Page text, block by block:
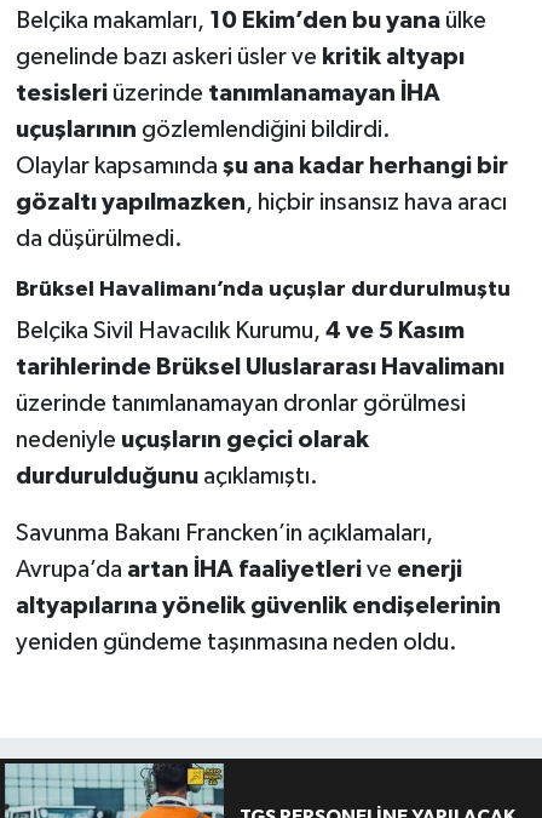
Belçika makamları, 10 Ekim’den bu yanaülke
genelinde bazı askeri üsler ve kritik altyapı
tesisleriüzerinde tanımlanamayan İHA
uçuşlarının gözlemlendiğini bildirdi.
Olaylar kapsamında şu ana kadar herhangi bir
gözaltı yapılmazken, hiçbir insansız hava aracı
da düşürülmedi.
Brüksel Havalimanı’nda uçuşlar durdurulmuştu
Belçika Sivil Havacılık Kurumu, 4 ve 5 Kasım
tarihlerinde Brüksel Uluslararası Havalimanı
üzerinde tanımlanamayan dronlar görülmesi
nedeniyle uçuşların geçici olarak
durdurulduğunuaçıklamıştı.
Savunma Bakanı Francken’in açıklamaları,
Avrupa’da artan İHA faaliyetlerive enerji
altyapılarına yönelik güvenlik endişelerinin
yeniden gündeme taşınmasına neden oldu.